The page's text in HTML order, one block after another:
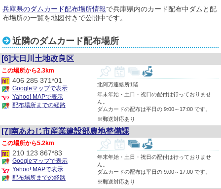
兵庫県のダムカード配布場所情報で兵庫県内のカード配布中ダムと配
布場所の一覧を地図付きで公開中です。
近隣のダムカード配布場所
[6]大日川土地改良区
北阿万連絡所1階
年末年始・土日・祝日の配付は行っておりませ
ん。
ダムカードの配布は平日の 9:00～17:00 です。
※郵送対応あり
2.3km
406 285 371*01
Googleマップで表示
Yahoo! MAPで表示
配布場所までの経路
[7]南あわじ市産業建設部農地整備課
年末年始・土日・祝日の配付は行っておりませ
ん。
ダムカードの配布は平日の 9:00～17:00 です。
※郵送対応あり
5.2km
210 123 867*83
Googleマップで表示
Yahoo! MAPで表示
配布場所までの経路